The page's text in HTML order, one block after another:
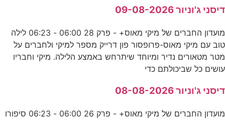
דיסני ג'וניור 09-08-2026
מועדון החברים של מיקי מאוס+ - פרק 28 06:00 - 06:23 לילה
טוב עם מיקי מאוס-פרופסור פון דרייק מספר למיקי ולחברים על
מטר מטאורים נדיר ומיוחד שיתרחש באמצע הלילה. מיקי וחבריו
עושים כל שביכולתם כדי
דיסני ג'וניור 08-08-2026
מועדון החברים של מיקי מאוס+ - פרק 26 06:00 - 06:23 סיפורו